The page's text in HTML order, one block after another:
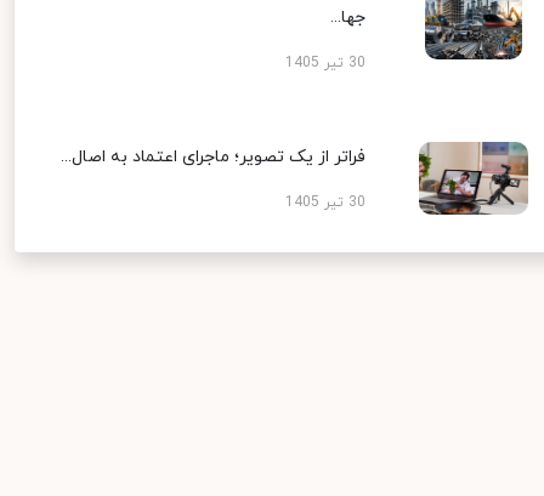
جها...
30 تیر 1405
فراتر از یک تصویر؛ ماجرای اعتماد به اصال...
30 تیر 1405